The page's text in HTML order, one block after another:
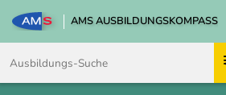
AMS AUSBILDUNGSKOMPASS